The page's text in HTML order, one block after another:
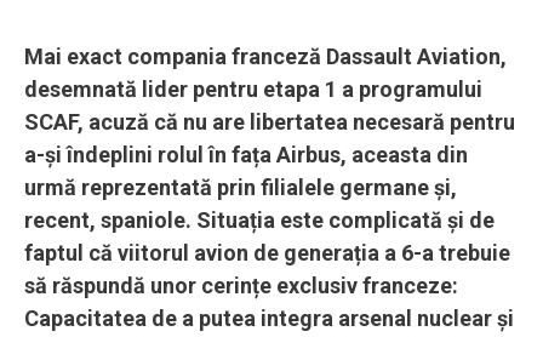
Mai exact compania franceză Dassault Aviation,
desemnată lider pentru etapa 1 a programului
SCAF, acuză că nu are libertatea necesară pentru
a-și îndeplini rolul în fața Airbus, aceasta din
urmă reprezentată prin filialele germane și,
recent, spaniole. Situația este complicată și de
faptul că viitorul avion de generația a 6-a trebuie
să răspundă unor cerințe exclusiv franceze:
Capacitatea de a putea integra arsenal nuclear și